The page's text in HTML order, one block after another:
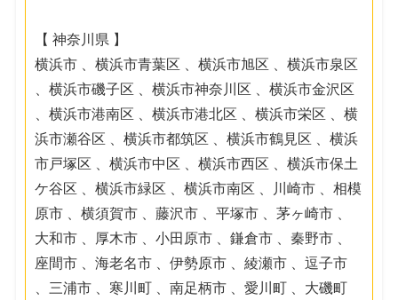
【 神奈川県 】
横浜市 、横浜市青葉区 、横浜市旭区 、横浜市泉区
、横浜市磯子区 、横浜市神奈川区 、横浜市金沢区
、横浜市港南区 、横浜市港北区 、横浜市栄区 、横
浜市瀬谷区 、横浜市都筑区 、横浜市鶴見区 、横浜
市戸塚区 、横浜市中区 、横浜市西区 、横浜市保土
ケ谷区 、横浜市緑区 、横浜市南区 、川崎市 、相模
原市 、横須賀市 、藤沢市 、平塚市 、茅ヶ崎市 、
大和市 、厚木市 、小田原市 、鎌倉市 、秦野市 、
座間市 、海老名市 、伊勢原市 、綾瀬市 、逗子市
、三浦市 、寒川町 、南足柄市 、愛川町 、大磯町